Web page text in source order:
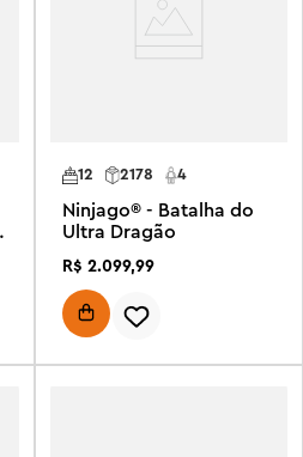
4
2178
12
Ninjago® - Batalha do
Ultra Dragão
R$ 2.099,99